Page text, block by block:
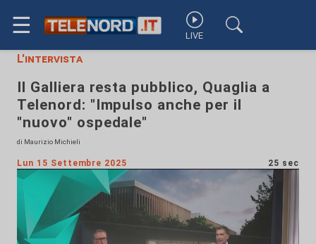
☰ LIVE
L'intervista
Il Galliera resta pubblico, Quaglia a
Telenord: "Impulso anche per il
"nuovo" ospedale"
di Maurizio Michieli
Lun 15 Settembre 2025 25 sec